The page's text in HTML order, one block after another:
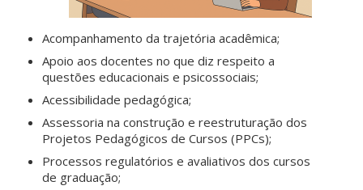
Acompanhamento da trajetória acadêmica;
Apoio aos docentes no que diz respeito a
questões educacionais e psicossociais;
Acessibilidade pedagógica;
Assessoria na construção e reestruturação dos
Projetos Pedagógicos de Cursos (PPCs);
Processos regulatórios e avaliativos dos cursos
de graduação;